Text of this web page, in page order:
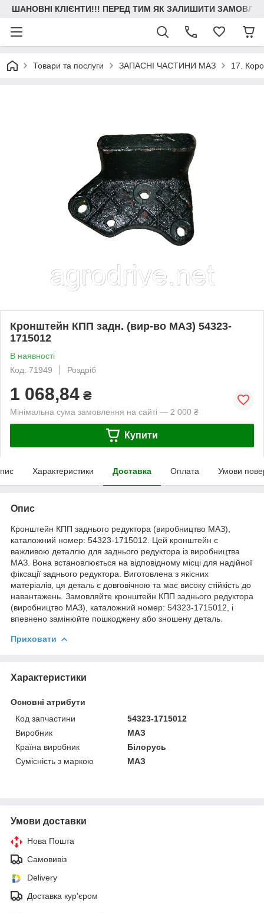
ШАНОВНІ КЛІЄНТИ!!! ПЕРЕД ТИМ ЯК ЗАЛИШИТИ
Товари та послуги ЗАПАСНІ ЧАСТИНИ МАЗ 17.
Кронштейн КПП задн. (вир-во МАЗ) 54323-
1715012
В наявності
Код: 71949
Роздріб
1 068,84 ₴
Мінімальна сума замовлення на сайті — 2 000 ₴
Купити
Характеристики Доставка Оплата Умови
Опис
Кронштейн КПП заднього редуктора (виробництво МАЗ),
каталожний номер: 54323-1715012. Цей кронштейн є
важливою деталлю для заднього редуктора із виробництва
МАЗ. Вона встановлюється на відповідному місці для надійної
фіксації заднього редуктора. Виготовлена з якісних
матеріалів, ця деталь є довговічною та має високу стійкість до
навантажень. Замовляйте кронштейн КПП заднього редуктора
(виробництво МАЗ), каталожний номер: 54323-1715012, і
впевнено замінюйте пошкоджену або зношену деталь.
Приховати
Характеристики
Основні атрибути
Код запчастини
54323-1715012
Виробник
МАЗ
Країна виробник
Білорусь
Сумісність з маркою
МАЗ
Умови доставки
Нова Пошта
Самовивіз
Delivery
Доставка кур'єром